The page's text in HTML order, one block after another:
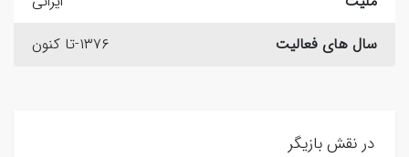
سال های فعالیت
۱۳۷۶-تا کنون
در نقش بازیگر